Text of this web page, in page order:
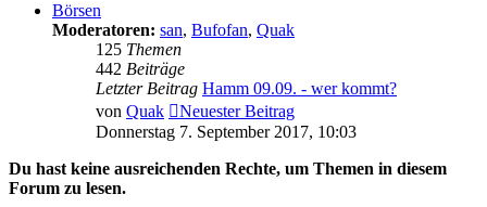
Börsen
Moderatoren: san, Bufofan, Quak
125 Themen
442 Beiträge
Letzter Beitrag Hamm 09.09. - wer kommt?
von Quak
Neuester Beitrag
Donnerstag 7. September 2017, 10:03
Du hast keine ausreichenden Rechte, um Themen in diesem
Forum zu lesen.